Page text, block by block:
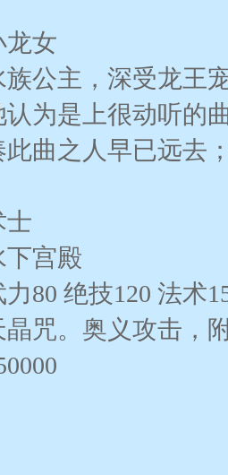
龙女
族公主，深受龙王
认为是上很动听的
此曲之人早已远去
士
下宫殿
80 绝技120 法术
晶咒。奥义攻击，